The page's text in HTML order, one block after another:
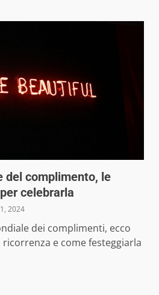
del complimento, le
celebrarla
2024
dei complimenti, ecco
e come festeggiarla